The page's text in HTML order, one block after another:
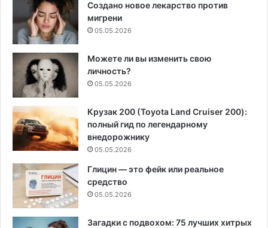
Создано новое лекарство против
мигрени
05.05.2026
Можете ли вы изменить свою
личность?
05.05.2026
Крузак 200 (Toyota Land Cruiser 200):
полный гид по легендарному
внедорожнику
05.05.2026
Глицин — это фейк или реальное
средство
05.05.2026
Загадки с подвохом: 75 лучших хитрых